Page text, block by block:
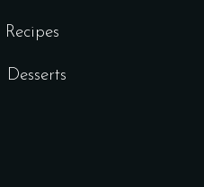
Recipes
Desserts